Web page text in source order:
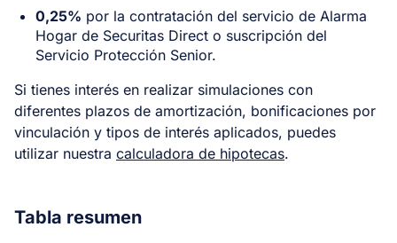
0,25% por la contratación del servicio de Alarma
Hogar de Securitas Direct o suscripción del
Servicio Protección Senior.
Si tienes interés en realizar simulaciones con
diferentes plazos de amortización, bonificaciones por
vinculación y tipos de interés aplicados, puedes
utilizar nuestra calculadora de hipotecas.
Tabla resumen